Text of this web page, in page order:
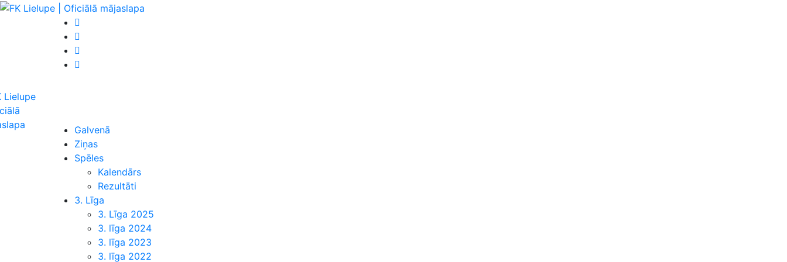
Galvenā
Ziņas
Spēles
Kalendārs
Rezultāti
3. Līga
3. Līga 2025
3. līga 2024
3. līga 2023
3. līga 2022